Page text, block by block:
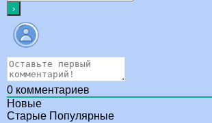
0 комментариев
Новые
Старые Популярные